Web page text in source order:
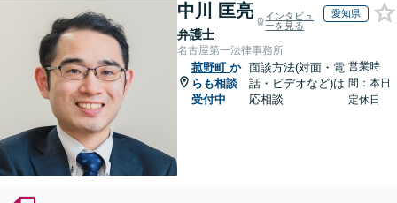
中川 匡亮
弁護士
インタビュ
ーを見る
愛知県
名古屋第一法律事務所
菰野町 か
らも相談
受付中
面談方法(対面・電
話・ビデオなど)は
応相談
営業時
間：本日
定休日